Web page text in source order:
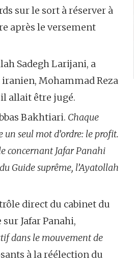
sur le sort à réserver à
après le versement
Sadegh Larijani, a
Mohammad Reza
allait être jugé.
Bakhtiari. Chaque
seul mot d’ordre: le profit.
concernant Jafar Panahi
Guide suprême, l’Ayatollah
direct du cabinet du
Jafar Panahi,
dans le mouvement de
à la réélection du